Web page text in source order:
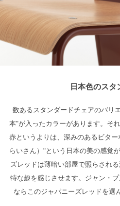
日本色のスタ
数あるスタンダードチェアのバリ
本"が入ったカラーがあります。そ
赤というよりは、深みのあるビタ
らいさん）"という日本の美の感覚
ズレッドは薄暗い部屋で照らされ
特な趣を感じさせます。ジャン・
ならこのジャパニーズレッドを選